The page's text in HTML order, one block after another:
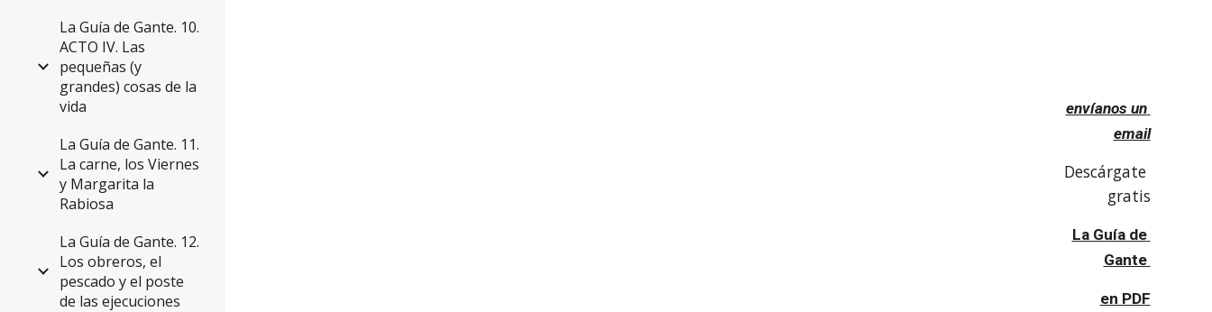
La Guía de Gante. 10.
ACTO IV. Las
pequeñas (y
grandes) cosas de la
vida
La Guía de Gante. 11.
La carne, los Viernes
y Margarita la
Rabiosa
La Guía de Gante. 12.
Los obreros, el
pescado y el poste
de las ejecuciones
envíanos un
email
Descárgate
gratis
La Guía de
Gante
en PDF